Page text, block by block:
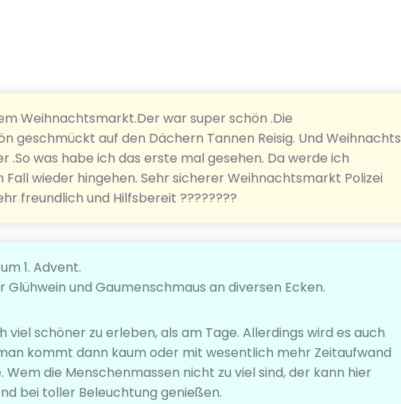
Weihnachtsmarkt.Der war super schön .Die
geschmückt auf den Dächern Tannen Reisig. Und Weihnachts
.So was habe ich das erste mal gesehen. Da werde ich
wieder hingehen. Sehr sicherer Weihnachtsmarkt Polizei
freundlich und Hilfsbereit ????????
1. Advent.
Glühwein und Gaumenschmaus an diversen Ecken.
viel schöner zu erleben, als am Tage. Allerdings wird es auch
kommt dann kaum oder mit wesentlich mehr Zeitaufwand
Wem die Menschenmassen nicht zu viel sind, der kann hier
bei toller Beleuchtung genießen.